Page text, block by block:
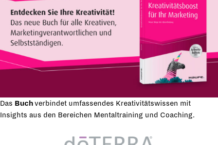
Das Buchverbindet umfassendes Kreativitätswissen mit
Insights aus den Bereichen Mentaltraining und Coaching.